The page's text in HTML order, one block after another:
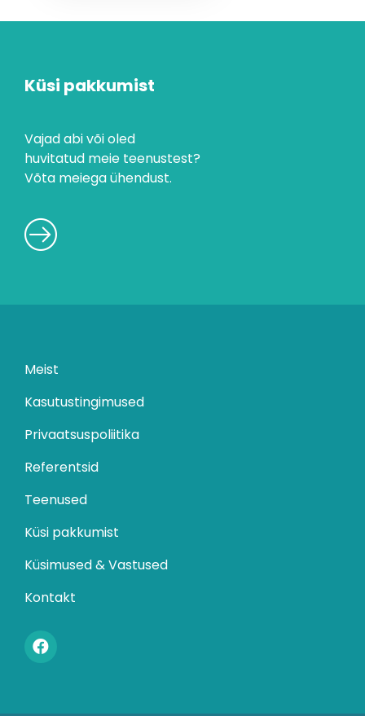
Meist
Kasutustingimused
Privaatsuspoliitika
Referentsid
Teenused
Küsi pakkumist
Küsimused & Vastused
Kontakt
Küsi pakkumist
Vajad abi või oled
huvitatud meie teenustest?
Võta meiega ühendust.